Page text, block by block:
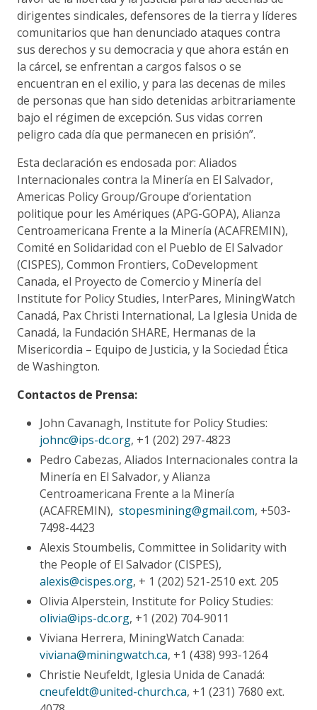
dirigentes sindicales, defensores de la tierra y líderes
comunitarios que han denunciado ataques contra
sus derechos y su democracia y que ahora están en
la cárcel, se enfrentan a cargos falsos o se
encuentran en el exilio, y para las decenas de miles
de personas que han sido detenidas arbitrariamente
bajo el régimen de excepción. Sus vidas corren
peligro cada día que permanecen en prisión”.
Esta declaración es endosada por: Aliados
Internacionales contra la Minería en El Salvador,
Americas Policy Group/Groupe d’orientation
politique pour les Amériques (APG-GOPA), Alianza
Centroamericana Frente a la Minería (ACAFREMIN),
Comité en Solidaridad con el Pueblo de El Salvador
(CISPES), Common Frontiers, CoDevelopment
Canada, el Proyecto de Comercio y Minería del
Institute for Policy Studies, InterPares, MiningWatch
Canadá, Pax Christi International, La Iglesia Unida de
Canadá, la Fundación SHARE, Hermanas de la
Misericordia – Equipo de Justicia, y la Sociedad Ética
de Washington.
Contactos de Prensa:
John Cavanagh, Institute for Policy Studies:
johnc@ips-dc.org, +1 (202) 297-4823
Pedro Cabezas, Aliados Internacionales contra la
Minería en El Salvador, y Alianza
Centroamericana Frente a la Minería
(ACAFREMIN), stopesmining@gmail.com, +503-
7498-4423
Alexis Stoumbelis, Committee in Solidarity with
the People of El Salvador (CISPES),
alexis@cispes.org, + 1 (202) 521-2510 ext. 205
Olivia Alperstein, Institute for Policy Studies:
olivia@ips-dc.org, +1 (202) 704-9011
Viviana Herrera, MiningWatch Canada:
viviana@miningwatch.ca, +1 (438) 993-1264
Christie Neufeldt, Iglesia Unida de Canadá:
cneufeldt@united-church.ca, +1 (231) 7680 ext.